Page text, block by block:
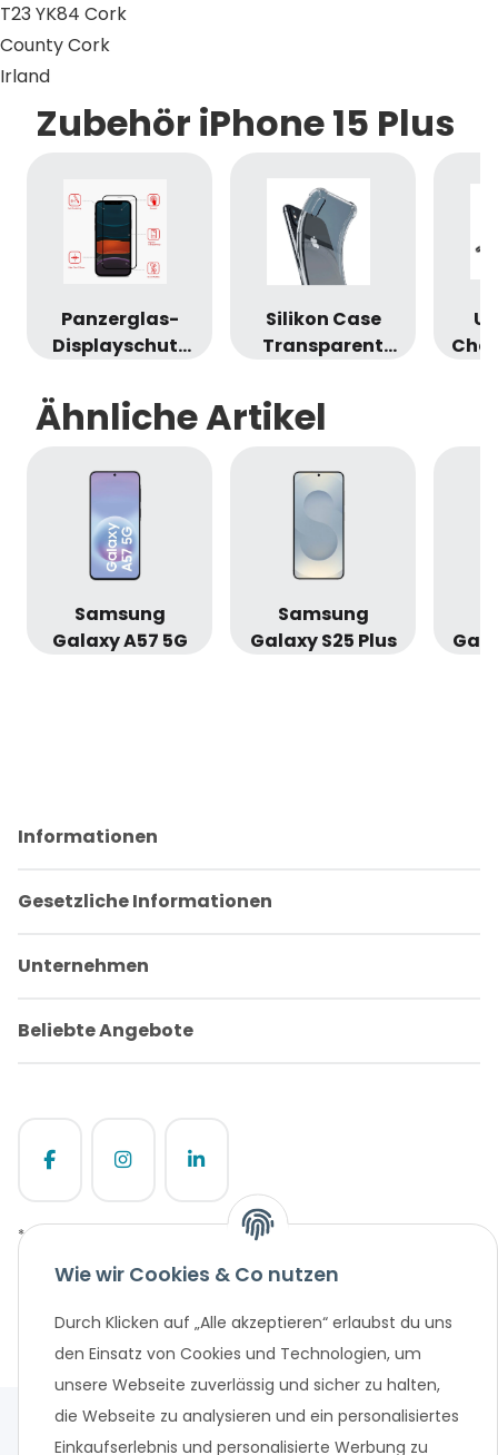
T23 YK84 Cork
County Cork
Irland
Zubehör iPhone 15 Plus
Panzerglas-
Displayschutz
Silikon Case
Transparent
Ähnliche Artikel
Samsung
Galaxy A57 5G
Samsung
Galaxy S25 Plus
Informationen
Gesetzliche Informationen
Unternehmen
Beliebte Angebote
* Alle Preisangaben in Euro, inklusive der gesetzlich geltenden
MwSt. und Versandkosten bei Überweisung oder 0%
Zahlungsarten anfallen. Finanzierungsangebot vorbehaltlich
einer abschließenden positiven Bonitätsprüfung und
Wie wir Cookies & Co nutzen
Durch Klicken auf „Alle akzeptieren“ erlaubst du uns
den Einsatz von Cookies und Technologien, um
unsere Webseite zuverlässig und sicher zu halten,
die Webseite zu analysieren und ein personalisiertes
Einkaufserlebnis und personalisierte Werbung zu